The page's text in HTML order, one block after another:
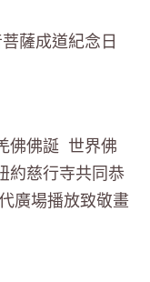
薩成道紀念日
佛佛誕 世界佛
約慈行寺共同恭
廣場播放致敬畫